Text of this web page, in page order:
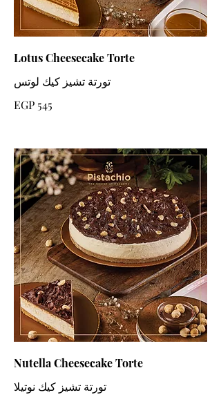
Lotus Cheesecake Torte
تورتة تشيز كيك لوتس
EGP 545
Nutella Cheesecake Torte
تورتة تشيز كيك نوتيلا